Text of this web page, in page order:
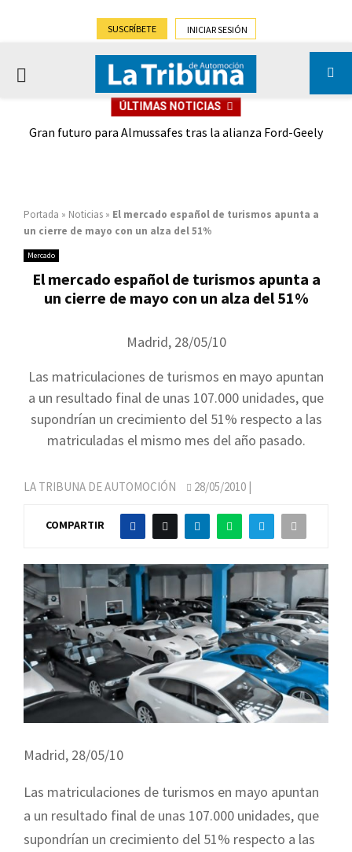
SUSCRÍBETE INICIAR SESIÓN
PRIMARY
ÚLTIMAS NOTICIAS
Gran futuro para Almussafes tras la alianza Ford-Geely
Portada » Noticias » El mercado español de turismos apunta a
un cierre de mayo con un alza del 51%
Mercado
El mercado español de turismos apunta a
un cierre de mayo con un alza del 51%
Madrid, 28/05/10
Las matriculaciones de turismos en mayo apuntan
a un resultado final de unas 107.000 unidades, que
supondrían un crecimiento del 51% respecto a las
matriculadas el mismo mes del año pasado.
LA TRIBUNA DE AUTOMOCIÓN 28/05/2010 |
COMPARTIR
Madrid, 28/05/10
Las matriculaciones de turismos en mayo apuntan
a un resultado final de unas 107.000 unidades, que
supondrían un crecimiento del 51% respecto a las